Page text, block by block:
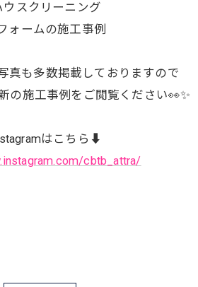
ウスクリーニング
ォームの施工事例
真も多数掲載しておりますので
の施工事例をご閲覧ください👀✨
はこちら⬇️
cbtb_attra/